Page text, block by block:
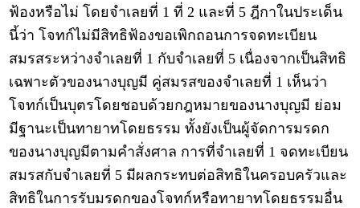
ฟ้องหรือไม่ โดยจำเลยที่ 1 ที่ 2 และที่ 5 ฎีกาในประเด็น
นี้ว่า โจทก์ไม่มีสิทธิฟ้องขอเพิกถอนการจดทะเบียน
สมรสระหว่างจำเลยที่ 1 กับจำเลยที่ 5 เนื่องจากเป็นสิทธิ
เฉพาะตัวของนางบุญมี คู่สมรสของจำเลยที่ 1 เห็นว่า
โจทก์เป็นบุตรโดยชอบด้วยกฎหมายของนางบุญมี ย่อม
มีฐานะเป็นทายาทโดยธรรม ทั้งยังเป็นผู้จัดการมรดก
ของนางบุญมีตามคำสั่งศาล การที่จำเลยที่ 1 จดทะเบียน
สมรสกับจำเลยที่ 5 มีผลกระทบต่อสิทธิในครอบครัวและ
สิทธิในการรับมรดกของโจทก์หรือทายาทโดยธรรมอื่น